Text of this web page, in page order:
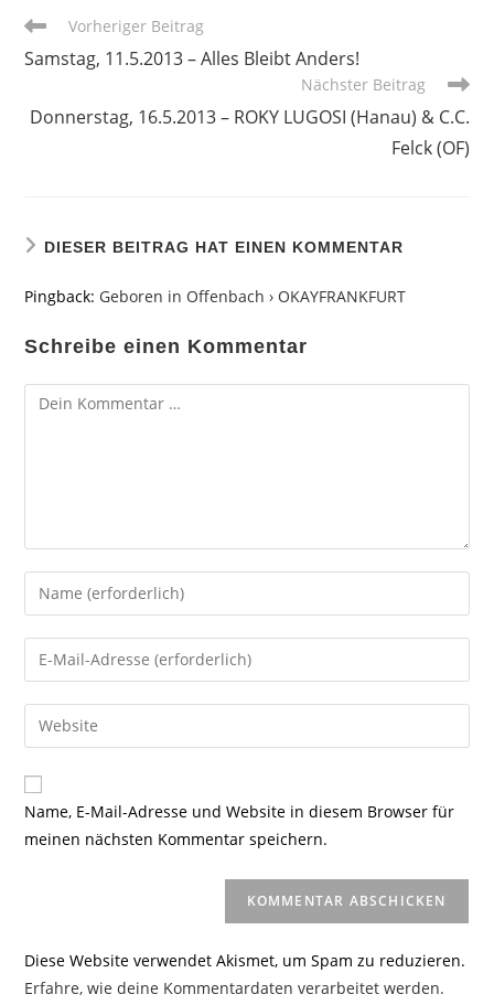
Weitere
ansehen
Vorheriger Beitrag
Samstag, 11.5.2013 – Alles Bleibt Anders!
Nächster Beitrag
Donnerstag, 16.5.2013 – ROKY LUGOSI (Hanau) & C.C.
Felck (OF)
DIESER BEITRAG HAT EINEN KOMMENTAR
Pingback: Geboren in Offenbach › OKAYFRANKFURT
Schreibe einen Kommentar
Kommentar
Gib
deinen
Namen
oder
zum
Kommentieren
ein
Gib
deine
E-
Mail-
zum
Kommentieren
ein
Gib
deine
Website-
URL
Name, E-Mail-Adresse und Website in diesem Browser für
meinen nächsten Kommentar speichern.
Diese Website verwendet Akismet, um Spam zu reduzieren.
Erfahre, wie deine Kommentardaten verarbeitet werden.